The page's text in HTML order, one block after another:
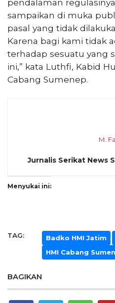
pendalaman
sampaikan di muka
pasal yang tidak
Karena bagi kami tidak
terhadap sesuatu yang
ini,” kata Luthfi, Kabid
Cabang Sumenep.
M.
Jurnalis Serikat News
Menyukai ini:
TAG: Badko HMI Jatim
HMI Cabang
BAGIKAN